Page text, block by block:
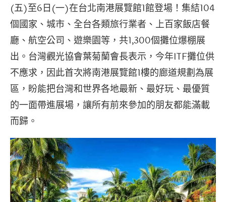
(五)至6日(一)在台北南港展覽館1館登場！集結104
個國家、城市、全台各類旅行業者、上百家飯店餐
廳、航空公司、遊樂園等，共1,300個攤位爆棚展
出。台灣觀光協會葉菊蘭會長表示，今年ITF攤位供
不應求，因此首次將南港展覽館1樓的廊道規劃為展
區，盼能把台灣和世界各地最新、最好玩、最優質
的一面帶進展場，讓所有前來參加的朋友都能滿載
而歸。